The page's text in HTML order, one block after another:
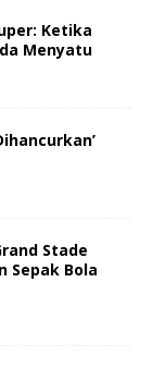
Ketika
Menyatu
Stade
Sepak Bola